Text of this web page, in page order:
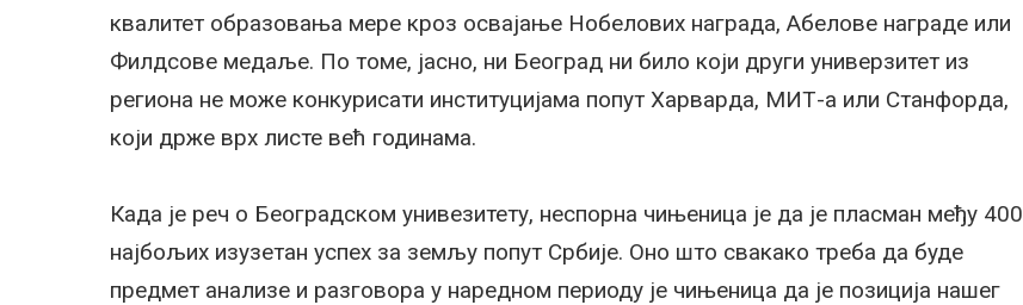
квалитет образовања мере кроз освајање Нобелових награда, Абелове награде или
Филдсове медаље. По томе, јасно, ни Београд ни било који други универзитет из
региона не може конкурисати институцијама попут Харварда, МИТ-а или Станфорда,
који држе врх листе већ годинама.
Када је реч о Београдском унивезитету, неспорна чињеница је да је пласман међу 400
најбољих изузетан успех за земљу попут Србије. Оно што свакако треба да буде
предмет анализе и разговора у наредном периоду је чињеница да је позиција нашег